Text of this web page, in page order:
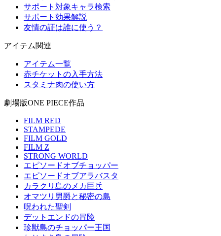
サポート対象キャラ検索
サポート効果解説
友情の証は誰に使う？
アイテム関連
アイテム一覧
赤チケットの入手方法
スタミナ肉の使い方
劇場版ONE PIECE作品
FILM RED
STAMPEDE
FILM GOLD
FILM Z
STRONG WORLD
エピソードオブチョッパー
エピソードオブアラバスタ
カラクリ島のメカ巨兵
オマツリ男爵と秘密の島
呪われた聖剣
デットエンドの冒険
珍獣島のチョッパー王国